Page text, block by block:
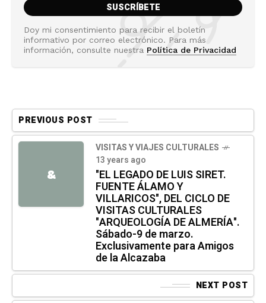
Doy mi consentimiento para recibir el boletín
informativo por correo electrónico. Para más
información, consulte nuestra Política de Privacidad
PREVIOUS POST
&
VISITAS Y VIAJES CULTURALES
13 years ago
"EL LEGADO DE LUIS SIRET.
FUENTE ÁLAMO Y
VILLARICOS", DEL CICLO DE
VISITAS CULTURALES
"ARQUEOLOGÍA DE ALMERÍA".
Sábado-9 de marzo.
Exclusivamente para Amigos
de la Alcazaba
NEXT POST